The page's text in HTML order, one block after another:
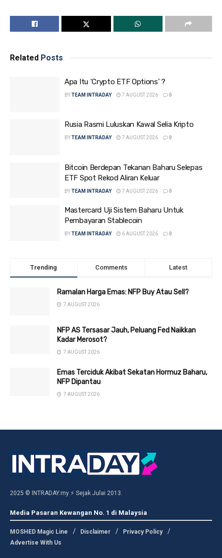
Related Posts
Apa Itu ‘Crypto ETF Options’ ?
BYTEAM INTRADAY 7 AUGUST 2026 0
Rusia Rasmi Luluskan Kawal Selia Kripto
BYTEAM INTRADAY 7 AUGUST 2026 0
Bitcoin Berdepan Tekanan Baharu Selepas
ETF Spot Rekod Aliran Keluar
BYTEAM INTRADAY 7 AUGUST 2026 0
Mastercard Uji Sistem Baharu Untuk
Pembayaran Stablecoin
BYTEAM INTRADAY 6 AUGUST 2026 0
Trending Comments Latest
Ramalan Harga Emas: NFP Buy Atau Sell?
7 AUGUST 2026
NFP AS Tersasar Jauh, Peluang Fed Naikkan
Kadar Merosot?
7 AUGUST 2026
Emas Terciduk Akibat Sekatan Hormuz Baharu,
NFP Dipantau
7 AUGUST 2026
2025 © INTRADAY.my ⚡ Sejak Julai 2013.
Media Pasaran Kewangan No. 1 di Malaysia
MOSHED Magic Line Disclaimer
Privacy Policy
Advertise With Us